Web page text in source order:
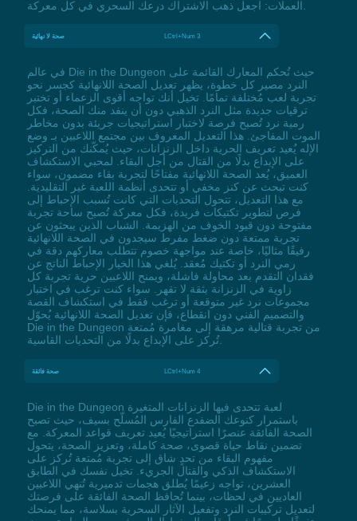
صحة لا نهائية LCtrl+Num 3
في عالم Die in the Dungeon حيث تُحكم المعارك القائمة على
النرد مصير كل خطوة، يظهر تعديل الصحة اللانهائية كجسر نحو
تجربة لعب مُختلفة تمامًا. تخيل أنك تواجه أقوى الزعماء أو تختبر
ترقيات جديدة مثل النرد الذهبي دون أن ينفد منك الصحة، فكل
رمية نرد تُصبح فرصة لاختبار استراتيجيات جريئة بدون مخاطر
الموت المفاجئ. هذا التعديل المعروف بين مجتمع اللاعبين بـ وضع
الإله يُعيد تعريف الحرية داخل الزنزانات، حيث يُمكّنك من التركيز
على الإبداع بدلًا من القتال من أجل البقاء. لمحبي الاستكشاف
العميق، يُعد الصحة اللانهائية مفتاحًا لتجربة بقاء مضمون، سواء
كنت تبحث عن كنز مخفي أو تتحدى أنظمة اللعبة غير التقليدية.
مع هذا التعديل، تتحول التحديات التي كانت تُسبب الإحباط إلى
فرص لتطوير تكتيكات فريدة، فكل معركة تُصبح ساحة تجربة
مفتوحة دون قيود الخوف من الهزيمة. الشباب الذين يبحثون عن
تجربة ممتعة دون ضغط مفرط سيجدون في الصحة اللانهائية
رفيقًا مثاليًا، خاصة عند مواجهة خصوم تتطلب معاركهم دقة في
رمي النرد أو تكتيك مُعقد. يُلغي هذا الخيار الإحباط الناتج عن
فقدان التقدم بعد محاولة فاشلة، ويمنح اللاعبين حرية تجربة كل
زاوية في الزنزانة بثقة لا تقهر. سواء كنت ترغب في اختبار
مجموعات نرد غير متوقعة أو ترغب فقط في استكشاف القصة
والتصميم الفني دون انقطاع، فإن تعديل الصحة اللانهائية يُحوّل
Die in the Dungeon من تجربة قتالية مرهقة إلى مغامرة مُمتعة
تُركز على الإبداع بدلًا من التحديات القاسية.
صحة فائقة LCtrl+Num 4
Die in the Dungeon لعبة تتحدى فيها الزنزانات المتغيرة
باستمرار كنوعك الضفدع الفارس المُسلّح بسيف، حيث تصبح
الصحة الفائقة عنصرًا استراتيجيًا يُعيد تعريف قواعد المعركة. مع
تضمين نقاط حياة قصوى، صحة كاملة، وتعزيز الصحة، يتحول
مفهوم البقاء من تحدٍ شاق إلى تجربة مُمتعة تُركز على
الاستكشاف الذكي والقتال الجريء. تخيل نفسك في الطابق
العشرين، تواجه زعيمًا يُطلق هجمات تدميرية تُنهي اللاعبين
العاديين في لحظات، بينما تُحافظ الصحة الفائقة على فرصتك
لتعديل تركيبات النرد وتفعيل الآثار السحرية بسلاسة، مما يمنحك